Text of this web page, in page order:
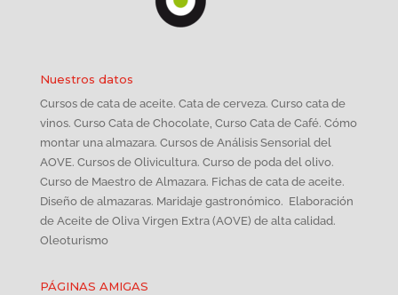
Nuestros datos
Cursos de cata de aceite. Cata de cerveza. Curso cata de
vinos. Curso Cata de Chocolate, Curso Cata de Café. Cómo
montar una almazara. Cursos de Análisis Sensorial del
AOVE. Cursos de Olivicultura. Curso de poda del olivo.
Curso de Maestro de Almazara. Fichas de cata de aceite.
Diseño de almazaras. Maridaje gastronómico. Elaboración
de Aceite de Oliva Virgen Extra (AOVE) de alta calidad.
Oleoturismo
PÁGINAS AMIGAS